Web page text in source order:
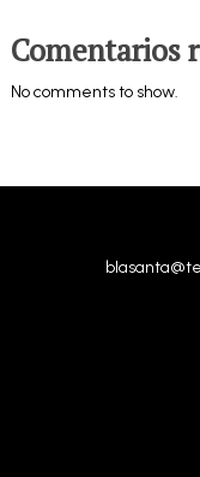
Comentarios
No comments to show.